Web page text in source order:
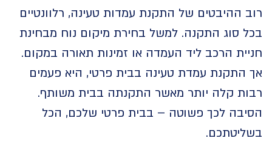
ההיבטים של התקנת עמדות טעינה, רלוונטיים
סוג התקנה. למשל בחירת מיקום נוח מבחינת
הרכב ליד העמדה או זמינות תאורה במקום.
עמדת טעינה בבית פרטי, היא פעמים
קלה יותר מאשר התקנתה בבית משותף.
לכך פשוטה – בבית פרטי שלכם, הכל